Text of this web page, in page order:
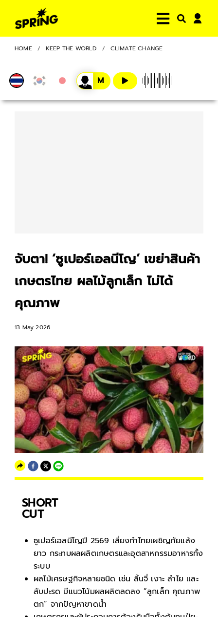
HOME KEEP THE WORLD CLIMATE CHANGE
จับตา! ‘ซูเปอร์เอลนีโญ’ เขย่าสินค้า
เกษตรไทย ผลไม้ลูกเล็ก ไม่ได้
คุณภาพ
13 May 2026
SHORT
CUT
ซูเปอร์เอลนีโญปี 2569 เสี่ยงทำไทยเผชิญภัยแล้ง
ยาว กระทบผลผลิตเกษตรและอุตสาหกรรมอาหารทั้ง
ระบบ
ผลไม้เศรษฐกิจหลายชนิด เช่น ลิ้นจี่ เงาะ ลำไย และ
สับปะรด มีแนวโน้มผลผลิตลดลง “ลูกเล็ก คุณภาพ
ตก” จากปัญหาขาดน้ำ